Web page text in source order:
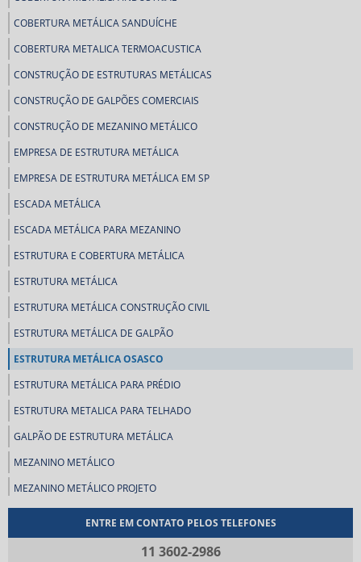
COBERTURA METÁLICA SANDUÍCHE
COBERTURA METALICA TERMOACUSTICA
CONSTRUÇÃO DE ESTRUTURAS METÁLICAS
CONSTRUÇÃO DE GALPÕES COMERCIAIS
CONSTRUÇÃO DE MEZANINO METÁLICO
EMPRESA DE ESTRUTURA METÁLICA
EMPRESA DE ESTRUTURA METÁLICA EM SP
ESCADA METÁLICA
ESCADA METÁLICA PARA MEZANINO
ESTRUTURA E COBERTURA METÁLICA
ESTRUTURA METÁLICA
ESTRUTURA METÁLICA CONSTRUÇÃO CIVIL
ESTRUTURA METÁLICA DE GALPÃO
ESTRUTURA METÁLICA OSASCO
ESTRUTURA METÁLICA PARA PRÉDIO
ESTRUTURA METALICA PARA TELHADO
GALPÃO DE ESTRUTURA METÁLICA
MEZANINO METÁLICO
MEZANINO METÁLICO PROJETO
PRÉDIO COMERCIAL ESTRUTURA METÁLICA
ENTRE EM CONTATO PELOS TELEFONES
11 3602-2986